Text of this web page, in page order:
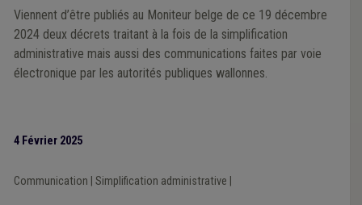
Viennent d’être publiés au Moniteur belge de ce 19 décembre
2024 deux décrets traitant à la fois de la simplification
administrative mais aussi des communications faites par voie
électronique par les autorités publiques wallonnes.
4 Février 2025
Communication Simplification administrative